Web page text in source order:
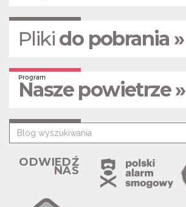
Pliki do pobrania »
Program
Nasze powietrze »
ODWIEDŹ
NAS